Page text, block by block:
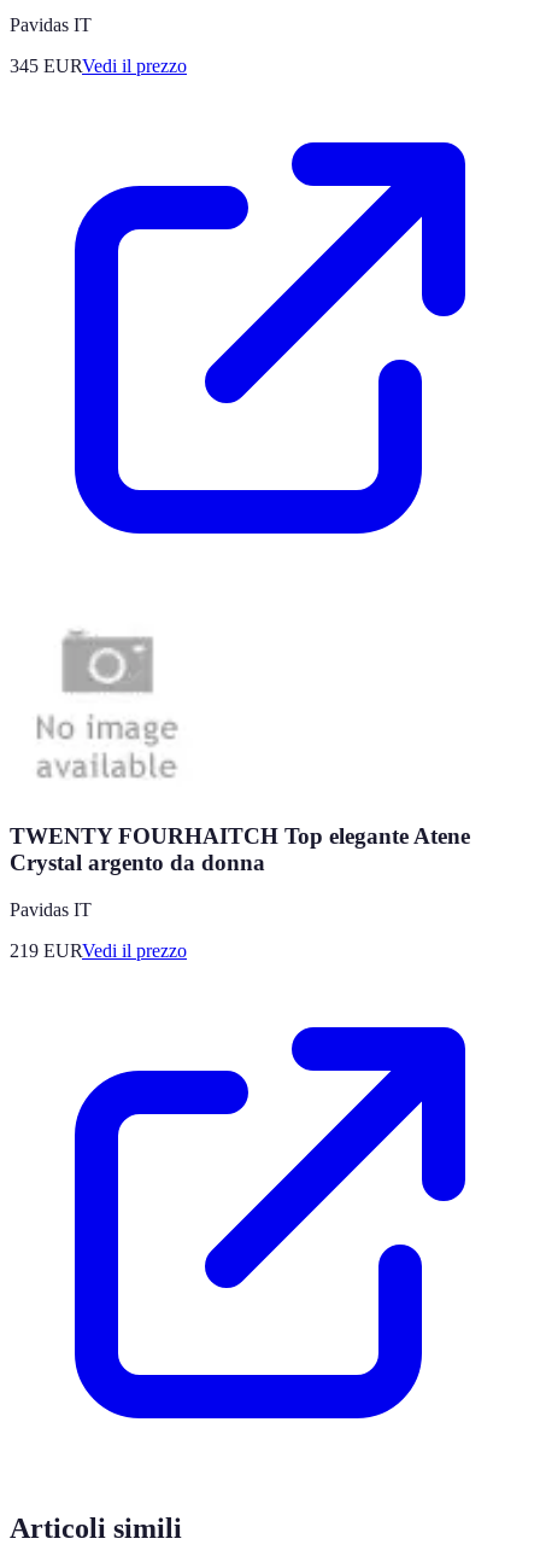
Pavidas IT
345 EURVedi il prezzo
TWENTY FOURHAITCH Top elegante Atene
Crystal argento da donna
Pavidas IT
219 EURVedi il prezzo
Articoli simili